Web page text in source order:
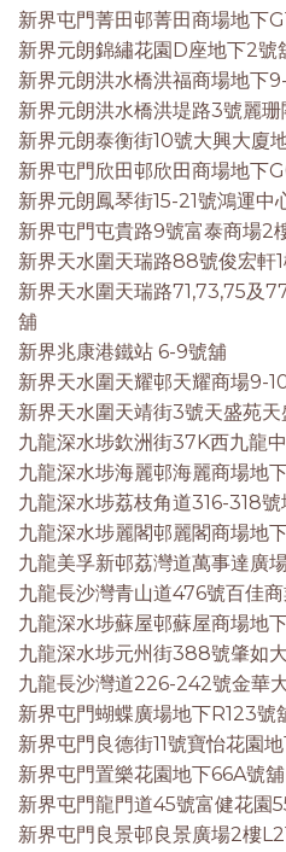
新界屯門菁田邨菁田商場地下
新界元朗錦繡花園D座地下2號
新界元朗洪水橋洪福商場地下
新界元朗洪水橋洪堤路3號麗
新界元朗泰衡街10號大興大廈
新界屯門欣田邨欣田商場地下
新界元朗鳳琴街15-21號鴻運中
新界屯門屯貴路9號富泰商場2
新界天水圍天瑞路88號俊宏軒
新界天水圍天瑞路71,73,75及
舖
新界兆康港鐵站 6-9號舖
新界天水圍天耀邨天耀商場9-
新界天水圍天靖街3號天盛苑
九龍深水埗欽洲街37K西九龍
九龍深水埗海麗邨海麗商場地
九龍深水埗荔枝角道316-318號
九龍深水埗麗閣邨麗閣商場地
九龍美孚新邨荔灣道萬事達廣
九龍長沙灣青山道476號百佳
九龍深水埗蘇屋邨蘇屋商場地
九龍深水埗元州街388號肇如
九龍長沙灣道226-242號金華
新界屯門蝴蝶廣場地下R123號
新界屯門良德街11號寶怡花園
新界屯門置樂花園地下66A號舖
新界屯門龍門道45號富健花園
新界屯門良景邨良景廣場2樓